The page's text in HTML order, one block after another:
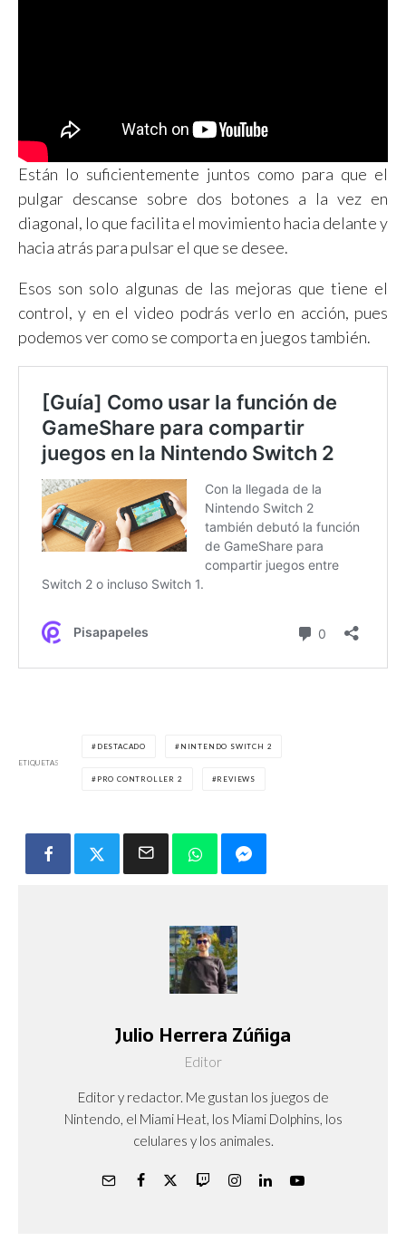
Están lo suficientemente juntos como para que el
pulgar descanse sobre dos botones a la vez en
diagonal, lo que facilita el movimiento hacia delante y
hacia atrás para pulsar el que se desee.
Esos son solo algunas de las mejoras que tiene el
control, y en el video podrás verlo en acción, pues
podemos ver como se comporta en juegos también.
ETIQUETAS
DESTACADO NINTENDO SWITCH 2
PRO CONTROLLER 2 REVIEWS
Julio Herrera Zúñiga
Editor
Editor y redactor. Me gustan los juegos de
Nintendo, el Miami Heat, los Miami Dolphins, los
celulares y los animales.